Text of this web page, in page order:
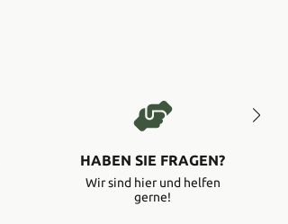
HABEN SIE FRAGEN?
Wir sind hier und helfen
gerne!